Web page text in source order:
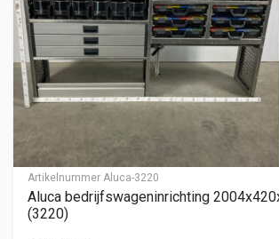
Artikelnummer Aluca-3220
Aluca bedrijfswageninrichting
(3220)